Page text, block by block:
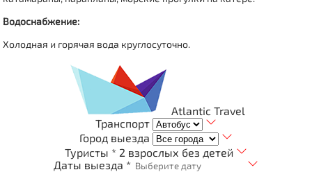
Водоснабжение:
Холодная и горячая вода круглосуточно.
Atlantic Travel
Транспорт
Город выезда
Туристы * 2 взрослых без детей
Даты выезда *